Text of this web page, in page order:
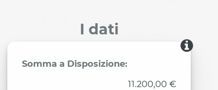
I dati
Somma a Disposizione:
11.200,00 €